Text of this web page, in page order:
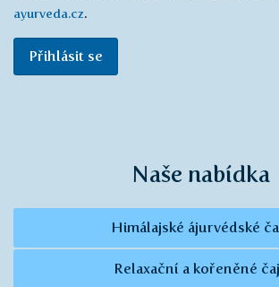
ayurveda.cz.
Přihlásit se
Naše nabídka
Himálajské ájurvédské
Relaxační a kořeněné